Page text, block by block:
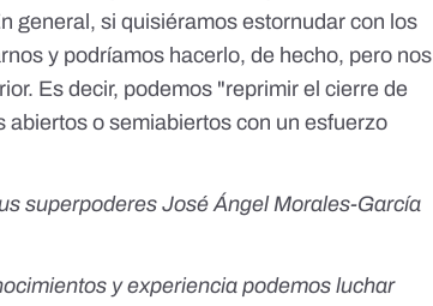
general, si quisiéramos estornudar con los
y podríamos hacerlo, de hecho, pero nos
Es decir, podemos "reprimir el cierre de
abiertos o semiabiertos con un esfuerzo
superpoderes José Ángel Morales-García
y experiencia podemos luchar